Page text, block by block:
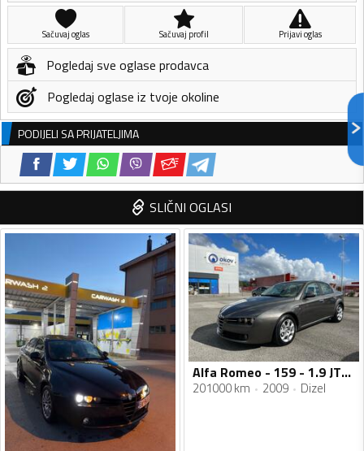
Sačuvaj oglas Sačuvaj profil Prijavi oglas
Pogledaj sve oglase prodavca
Pogledaj oglase iz tvoje okoline
PODIJELI SA PRIJATELJIMA
SLIČNI OGLASI
Alfa Romeo - 159 - 1.9 JTDM
201000 km 2009 Dizel